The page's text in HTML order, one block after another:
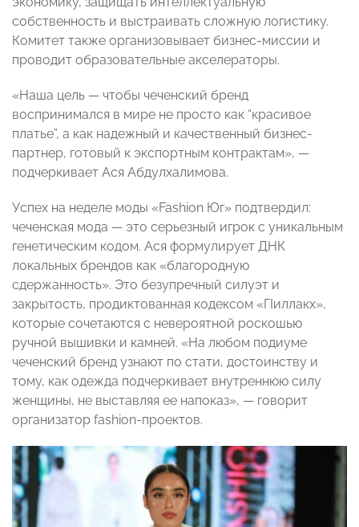
собственность и выстраивать сложную логистику.
Комитет также организовывает бизнес-миссии и
проводит образовательные акселераторы.
«Наша цель — чтобы чеченский бренд
воспринимался в мире не просто как “красивое
платье”, а как надежный и качественный бизнес-
партнер, готовый к экспортным контрактам», —
подчеркивает Ася Абдулхалимова.
Успех на неделе моды «Fashion Юг» подтвердил:
чеченская мода — это серьезный игрок с уникальным
генетическим кодом. Ася формулирует ДНК
локальных брендов как «благородную
сдержанность». Это безупречный силуэт и
закрытость, продиктованная кодексом «ГIиллакх»,
которые сочетаются с невероятной роскошью
ручной вышивки и камней. «На любом подиуме
чеченский бренд узнают по стати, достоинству и
тому, как одежда подчеркивает внутреннюю силу
женщины, не выставляя ее напоказ», — говорит
организатор fashion-проектов.